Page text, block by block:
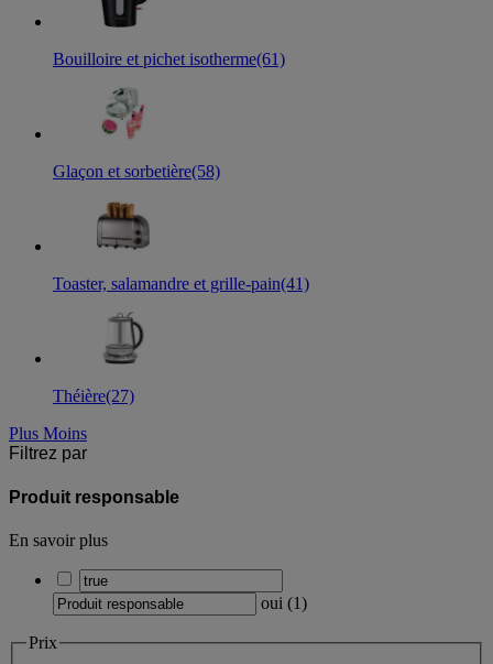
Bouilloire et pichet isotherme(61)
Glaçon et sorbetière(58)
Toaster, salamandre et grille-pain(41)
Théière(27)
Plus Moins
Filtrez par
Produit responsable
En savoir plus
oui (1)
Prix